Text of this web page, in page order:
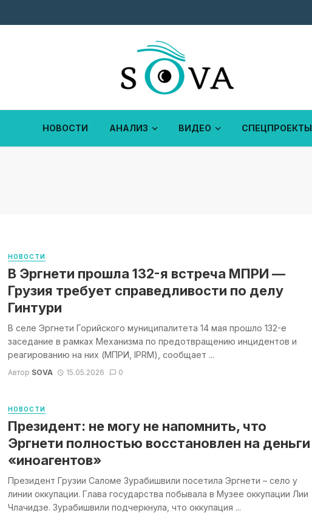
НОВОСТИ АНАЛИЗ ВИДЕО СПЕЦПРОЕКТЫ
НОВОСТИ
В Эргнети прошла 132-я встреча МПРИ —
Грузия требует справедливости по делу
Гинтури
В селе Эргнети Горийского муниципалитета 14 мая прошло 132-е
заседание в рамках Механизма по предотвращению инцидентов и
реагированию на них (МПРИ, IPRM), сообщает ...
Автор SOVA 15.05.2026 0
НОВОСТИ
Президент: не могу не напомнить, что
Эргнети полностью восстановлен на деньги
«иноагентов»
Президент Грузии Саломе Зурабишвили посетила Эргнети – село у
линии оккупации. Глава государства побывала в Музее оккупации Лии
Члачидзе. Зурабишвили подчеркнула, что оккупация ...